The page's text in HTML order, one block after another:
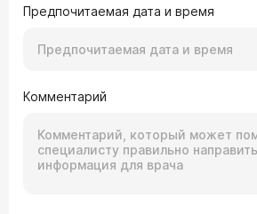
Предпочитаемая дата и время
Комментарий